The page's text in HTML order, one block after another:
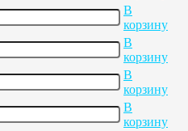
В
корзину
В
корзину
В
корзину
В
корзину